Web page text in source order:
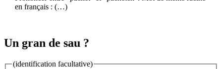
en français : (…)
Un gran de sau ?
(identification facultative)